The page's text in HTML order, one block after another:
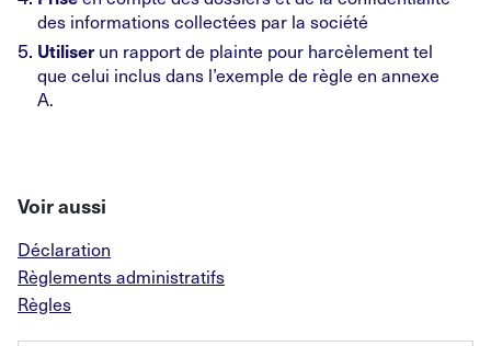
des informations collectées par la société
Utiliserun rapport de plainte pour harcèlement tel
que celui inclus dans l’exemple de règle en annexe
A.
Voir aussi
Déclaration
Règlements administratifs
Règles